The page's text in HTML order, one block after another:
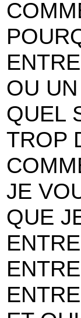
OU
QUEL
TROP
JE
QUE